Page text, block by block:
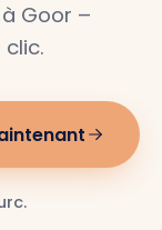
Goor –